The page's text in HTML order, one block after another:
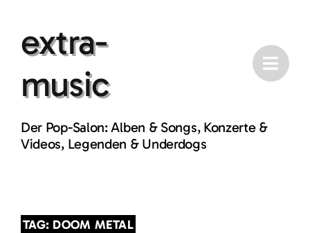
contentextra-
music
Der Pop-Salon: Alben & Songs, Konzerte &
Videos, Legenden & Underdogs
TAG: DOOM METAL